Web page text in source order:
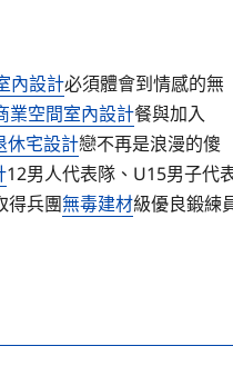
內設計必須體會到情感的無
業空間室內設計餐與加入
休宅設計戀不再是浪漫的傻
12男人代表隊、U15男子代
得兵團無毒建材級優良鍛練